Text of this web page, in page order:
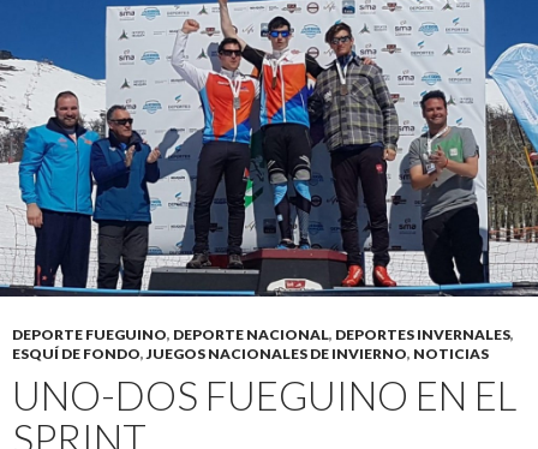
DEPORTE FUEGUINO, DEPORTE NACIONAL, DEPORTES INVERNALES,
ESQUÍ DE FONDO, JUEGOS NACIONALES DE INVIERNO, NOTICIAS
UNO-DOS FUEGUINO EN EL
SPRINT